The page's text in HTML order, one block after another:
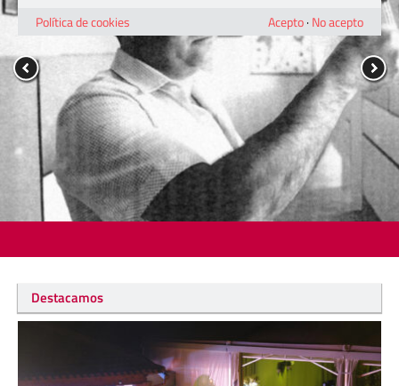
Destacamos
Política de cookies
Acepto· No acepto